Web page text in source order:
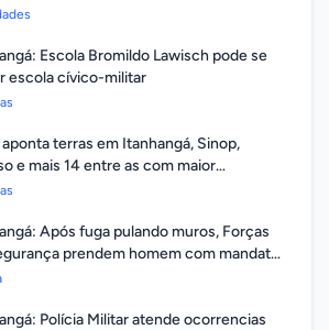
Escola Bromildo Lawisch pode se
escola cívico-militar
terras em Itanhangá, Sinop,
e mais 14 entre as com maior
Após fuga pulando muros, Forças
prendem homem com mandato
por homicídio
Polícia Militar atende ocorrencias